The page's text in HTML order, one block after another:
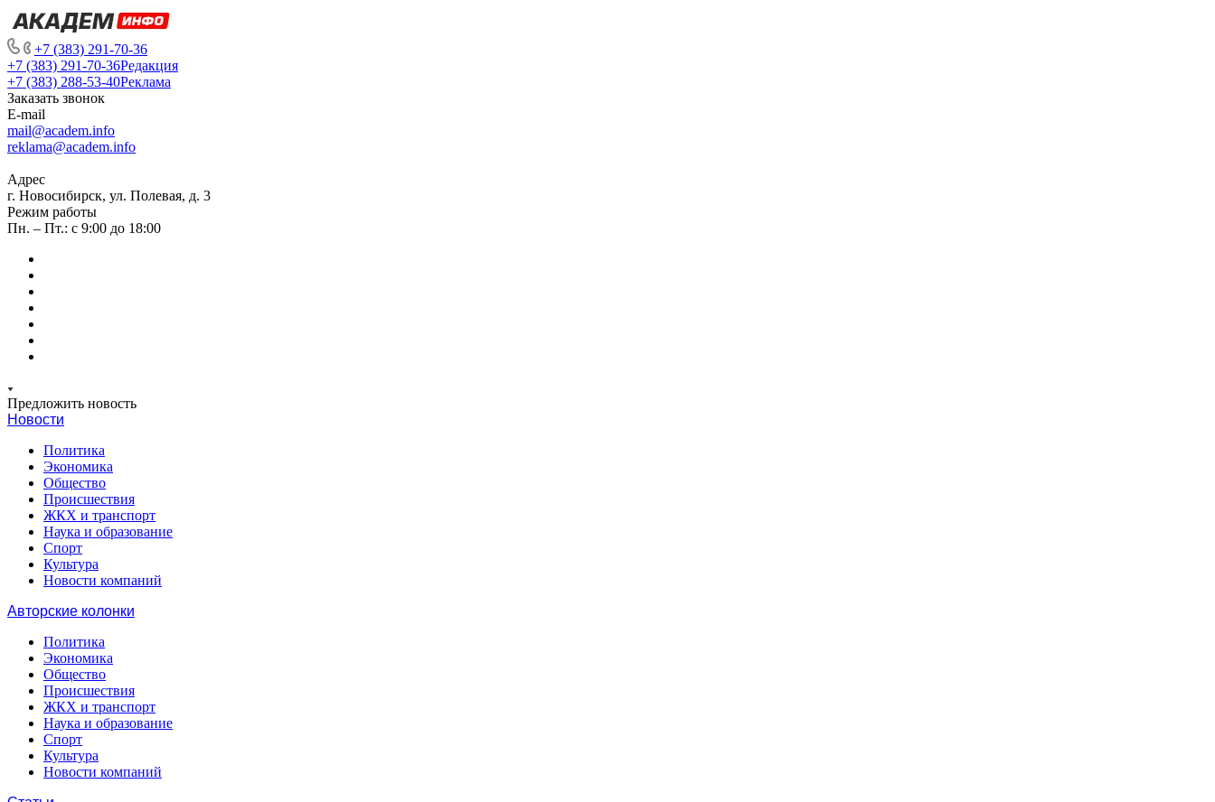
+7 (383) 291-70-36
+7 (383) 291-70-36Редакция
+7 (383) 288-53-40Реклама
Заказать звонок
E-mail
mail@academ.info
reklama@academ.info
Адрес
г. Новосибирск, ул. Полевая, д. 3
Режим работы
Пн. – Пт.: с 9:00 до 18:00
Предложить новость
Новости
Политика
Экономика
Общество
Происшествия
ЖКХ и транспорт
Наука и образование
Спорт
Культура
Новости компаний
Авторские колонки
Политика
Экономика
Общество
Происшествия
ЖКХ и транспорт
Наука и образование
Спорт
Культура
Новости компаний